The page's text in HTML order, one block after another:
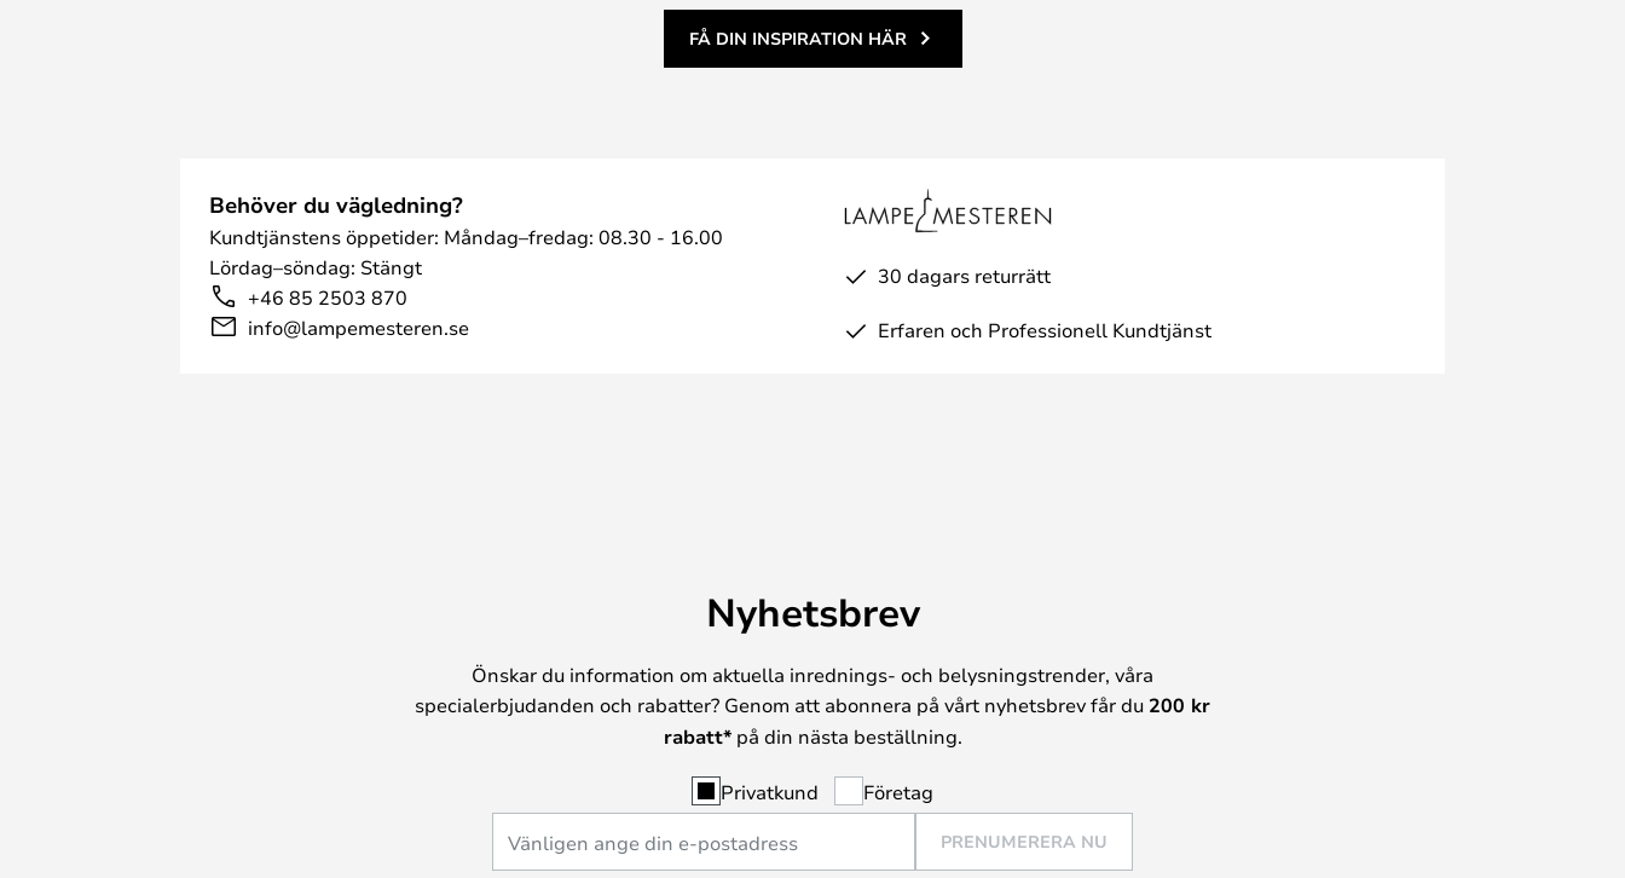
FÅ DIN INSPIRATION HÄR
Behöver du vägledning?
Kundtjänstens öppetider: Måndag–fredag: 08.30 - 16.00
Lördag–söndag: Stängt
+46 85 2503 870
info@lampemesteren.se
30 dagars returrätt
Erfaren och Professionell Kundtjänst
Nyhetsbrev
Önskar du information om aktuella inrednings- och belysningstrender, våra
specialerbjudanden och rabatter? Genom att abonnera på vårt nyhetsbrev får du 200 kr
rabatt*på din nästa beställning.
Privatkund Företag
PRENUMERERA NU